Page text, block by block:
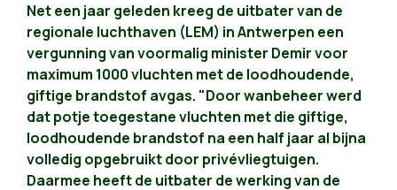
Net een jaar geleden kreeg de uitbater van de
regionale luchthaven (LEM) in Antwerpen een
vergunning van voormalig minister Demir voor
maximum 1000 vluchten met de loodhoudende,
giftige brandstof avgas. "Door wanbeheer werd
dat potje toegestane vluchten met die giftige,
loodhoudende brandstof na een half jaar al bijna
volledig opgebruikt door privévliegtuigen.
Daarmee heeft de uitbater de werking van de